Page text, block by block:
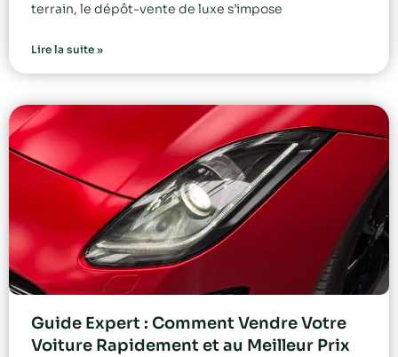
terrain, le dépôt-vente de luxe s’impose
Lire la suite »
Guide Expert : Comment Vendre Votre
Voiture Rapidement et au Meilleur Prix